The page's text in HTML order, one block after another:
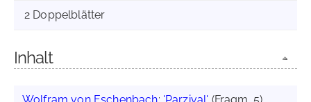
2 Doppelblätter
Inhalt